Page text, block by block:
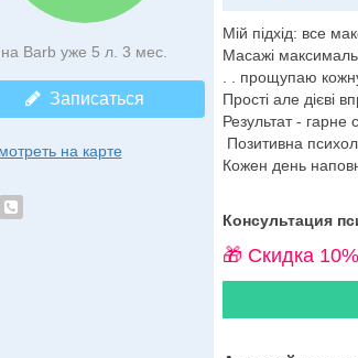
на Barb уже 5 л. 3 мес.
Записаться
на карте
Мій підхід: все
Масажі
. . прощупаю
Прості але дієві
Результат - гарне
Позитивна
Кожен день
Консультация
🎁 Cкидка